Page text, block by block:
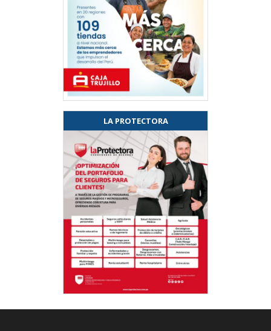
LA PROTECTORA